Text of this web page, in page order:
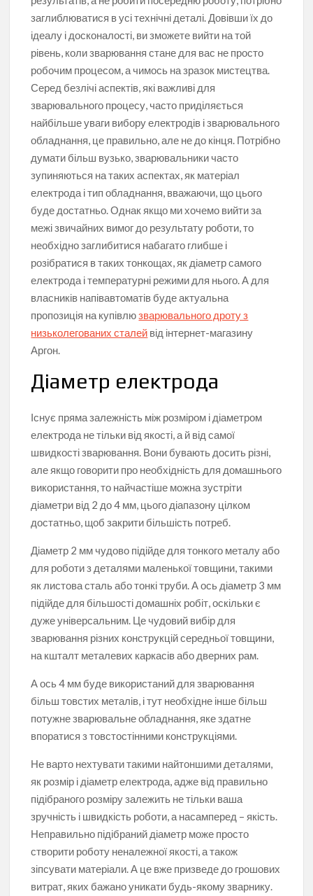
заглиблюватися в усі технічні деталі. Довівши їх до
ідеалу і досконалості, ви зможете вийти на той
рівень, коли зварювання стане для вас не просто
робочим процесом, а чимось на зразок мистецтва.
Серед безлічі аспектів, які важливі для
зварювального процесу, часто приділяється
найбільше уваги вибору електродів і зварювального
обладнання, це правильно, але не до кінця. Потрібно
думати більш вузько, зварювальники часто
зупиняються на таких аспектах, як матеріал
електрода і тип обладнання, вважаючи, що цього
буде достатньо. Однак якщо ми хочемо вийти за
межі звичайних вимог до результату роботи, то
необхідно заглибитися набагато глибше і
розібратися в таких тонкощах, як діаметр самого
електрода і температурні режими для нього. А для
власників напівавтоматів буде актуальна
пропозиція на купівлюзварювального дроту з
низьколегованих сталей від інтернет-магазину
Аргон.
Діаметр електрода
Існує пряма залежність між розміром і діаметром
електрода не тільки від якості, а й від самої
швидкості зварювання. Вони бувають досить різні,
але якщо говорити про необхідність для домашнього
використання, то найчастіше можна зустріти
діаметри від 2 до 4 мм, цього діапазону цілком
достатньо, щоб закрити більшість потреб.
Діаметр 2 мм чудово підійде для тонкого металу або
для роботи з деталями маленької товщини, такими
як листова сталь або тонкі труби. А ось діаметр 3 мм
підійде для більшості домашніх робіт, оскільки є
дуже універсальним. Це чудовий вибір для
зварювання різних конструкцій середньої товщини,
на кшталт металевих каркасів або дверних рам.
А ось 4 мм буде використаний для зварювання
більш товстих металів, і тут необхідне інше більш
потужне зварювальне обладнання, яке здатне
впоратися з товстостінними конструкціями.
Не варто нехтувати такими найтоншими деталями,
як розмір і діаметр електрода, адже від правильно
підібраного розміру залежить не тільки ваша
зручність і швидкість роботи, а насамперед – якість.
Неправильно підібраний діаметр може просто
створити роботу неналежної якості, а також
зіпсувати матеріали. А це вже призведе до грошових
витрат, яких бажано уникати будь-якому зварнику.